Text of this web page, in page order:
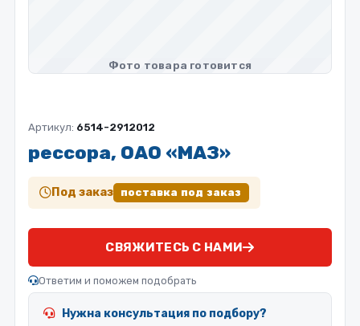
Артикул: 6514-2912012
рессора, ОАО «МАЗ»
Под заказ поставка под заказ
СВЯЖИТЕСЬ С НАМИ
Ответим и поможем подобрать
Нужна консультация по подбору?